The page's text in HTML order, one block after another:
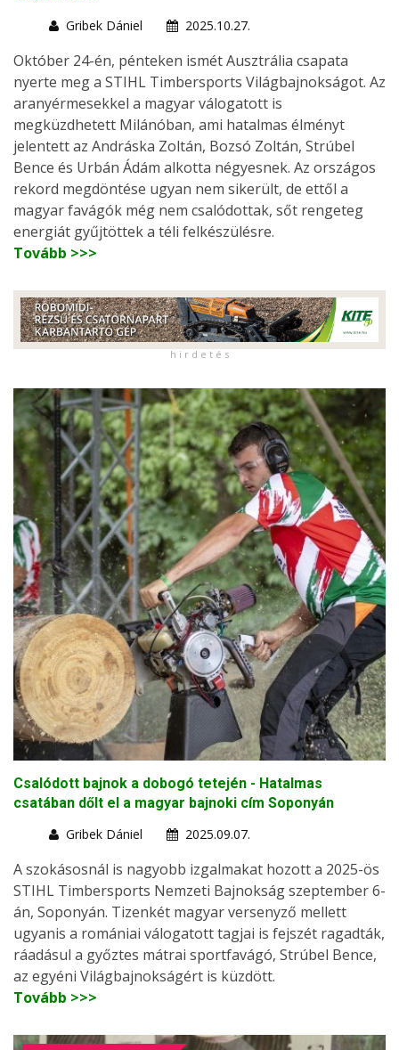
Gribek Dániel
2025.10.27.
Október 24-én, pénteken ismét Ausztrália csapata
nyerte meg a STIHL Timbersports Világbajnokságot. Az
aranyérmesekkel a magyar válogatott is
megküzdhetett Milánóban, ami hatalmas élményt
jelentett az Andráska Zoltán, Bozsó Zoltán, Strúbel
Bence és Urbán Ádám alkotta négyesnek. Az országos
rekord megdöntése ugyan nem sikerült, de ettől a
magyar favágók még nem csalódottak, sőt rengeteg
energiát gyűjtöttek a téli felkészülésre.
Tovább >>>
h i r d e t é s
Csalódott bajnok a dobogó tetején - Hatalmas
csatában dőlt el a magyar bajnoki cím Soponyán
Gribek Dániel
2025.09.07.
A szokásosnál is nagyobb izgalmakat hozott a 2025-ös
STIHL Timbersports Nemzeti Bajnokság szeptember 6-
án, Soponyán. Tizenkét magyar versenyző mellett
ugyanis a romániai válogatott tagjai is fejszét ragadták,
ráadásul a győztes mátrai sportfavágó, Strúbel Bence,
az egyéni Világbajnokságért is küzdött.
Tovább >>>